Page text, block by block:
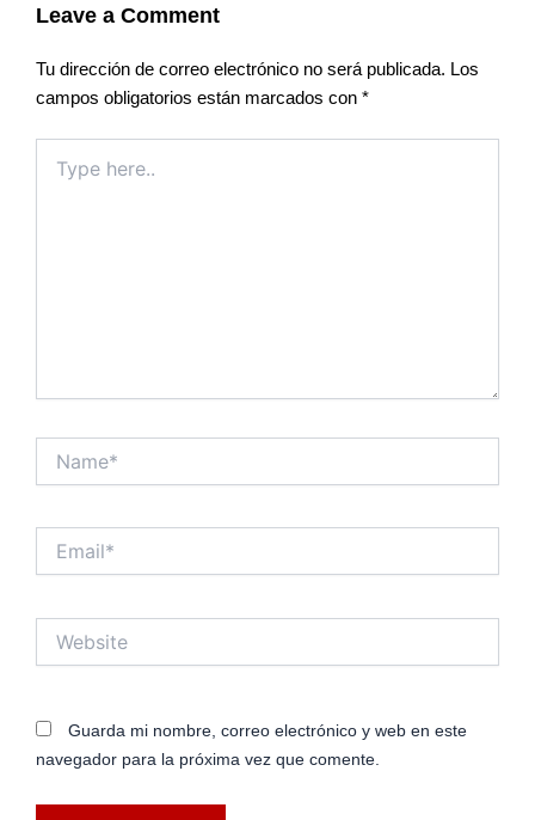
Leave a Comment
Tu dirección de correo electrónico no será publicada. Los
campos obligatorios están marcados con *
here..
Guarda mi nombre, correo electrónico y web en este
navegador para la próxima vez que comente.